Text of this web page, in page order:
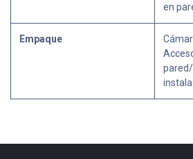
en
Empaque
pared/